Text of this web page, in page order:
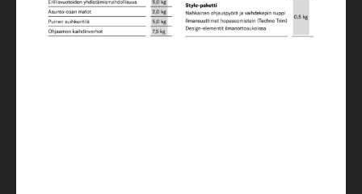
Vuodepaikat
4 + 1